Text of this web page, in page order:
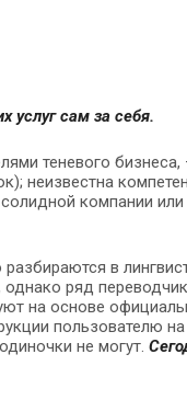
услуг сам за себя.
теневого бизнеса,
неизвестна
компании или
в
ряд
на основе
пользователю на
не могут.